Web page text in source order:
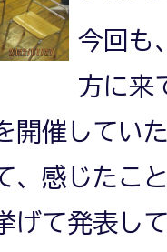
今回も
方に来
開催してい
、感じたこ
げて発表し